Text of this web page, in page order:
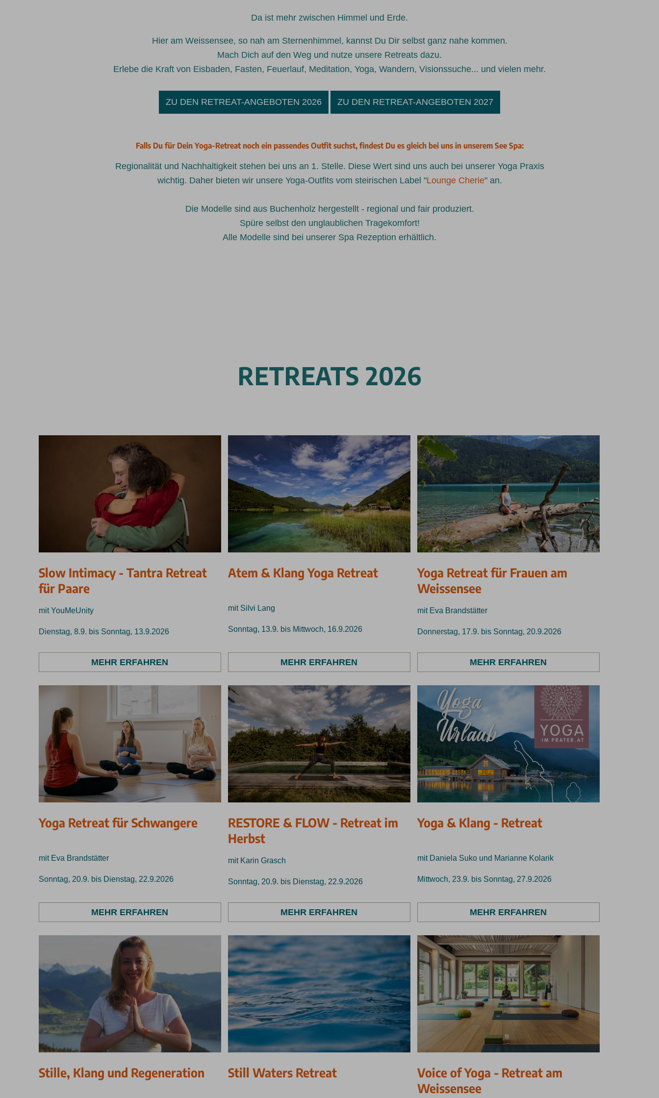
Da ist mehr zwischen Himmel und Erde.
Hier am Weissensee, so nah am Sternenhimmel, kannst Du Dir selbst ganz nahe kommen.
Mach Dich auf den Weg und nutze unsere Retreats dazu.
Erlebe die Kraft von Eisbaden, Fasten, Feuerlauf, Meditation, Yoga, Wandern, Visionssuche... und vielen mehr.
ZU DEN RETREAT-ANGEBOTEN 2026 ZU DEN RETREAT-ANGEBOTEN 2027
Falls Du für Dein Yoga-Retreat noch ein passendes Outfit suchst, findest Du es gleich bei uns in unserem See Spa:
Regionalität und Nachhaltigkeit stehen bei uns an 1. Stelle. Diese Wert sind uns auch bei unserer Yoga Praxis
wichtig. Daher bieten wir unsere Yoga-Outfits vom steirischen Label "Lounge Cherie" an.
Die Modelle sind aus Buchenholz hergestellt - regional und fair produziert.
Spüre selbst den unglaublichen Tragekomfort!
Alle Modelle sind bei unserer Spa Rezeption erhältlich.
RETREATS 2026
Slow Intimacy - Tantra Retreat
für Paare
mit YouMeUnity
Dienstag, 8.9. bis Sonntag, 13.9.2026
MEHR ERFAHREN
Atem & Klang Yoga Retreat
mit Silvi Lang
Sonntag, 13.9. bis Mittwoch, 16.9.2026
MEHR ERFAHREN
Yoga Retreat für Frauen am
Weissensee
mit Eva Brandstätter
Donnerstag, 17.9. bis Sonntag, 20.9.2026
MEHR ERFAHREN
Yoga Retreat für Schwangere
mit Eva Brandstätter
Sonntag, 20.9. bis Dienstag, 22.9.2026
MEHR ERFAHREN
RESTORE & FLOW - Retreat im
Herbst
mit Karin Grasch
Sonntag, 20.9. bis Dienstag, 22.9.2026
MEHR ERFAHREN
Yoga & Klang - Retreat
mit Daniela Suko und Marianne Kolarik
Mittwoch, 23.9. bis Sonntag, 27.9.2026
MEHR ERFAHREN
Stille, Klang und Regeneration Still Waters Retreat
Voice of Yoga - Retreat am
Weissensee